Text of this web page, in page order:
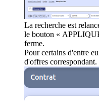
La recherche est
le bouton «
ferme.
Pour certains d'entre
d'offres correspondant.